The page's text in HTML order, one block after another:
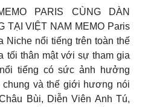
PARIS CÙNG DÀN
TẠI VIỆT NAM MEMO Paris
nổi tiếng trên toàn thế
tối thân mật với sự tham gia
tiếng có sức ảnh hưởng
và thế giới hương nói
Bùi, Diễn Viên Anh Tú,